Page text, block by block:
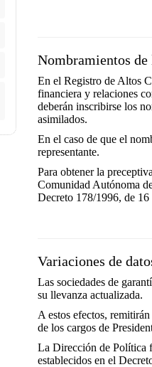
Nombramientos de
En el Registro de Altos
financiera y relaciones
deberán inscribirse los
asimilados.
En el caso de que el
representante.
Para obtener la
Comunidad Autónoma
Decreto 178/1996, de
Variaciones de
Las sociedades de
su llevanza actualizada.
A estos efectos,
de los cargos de
La Dirección de Política
establecidos en el